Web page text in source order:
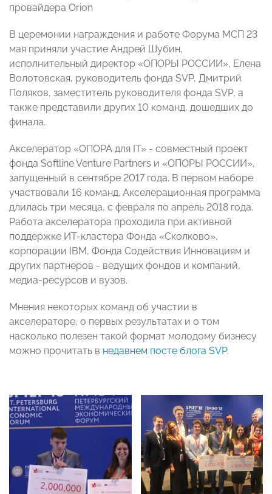
провайдера Orion
В церемонии награждения и работе Форума МСП 23
мая приняли участие Андрей Шубин,
исполнительный директор «ОПОРЫ РОССИИ», Елена
Волотовская, руководитель фонда SVP, Дмитрий
Поляков, заместитель руководителя фонда SVP, а
также представили других 10 команд, дошедших до
финала.
Акселератор «ОПОРА для IT» - совместный проект
фонда Softline Venture Partners и «ОПОРЫ РОССИИ»,
запущенный в сентябре 2017 года. В первом наборе
участвовали 16 команд. Акселерационная программа
длилась три месяца, с февраля по апрель 2018 года.
Работа акселератора проходила при активной
поддержке ИТ-кластера Фонда «Сколково»,
корпорации IBM, Фонда Содействия Инновациям и
других партнеров - ведущих фондов и компаний,
медиа-ресурсов и вузов.
Мнения некоторых команд об участии в
акселераторе, о первых результатах и о том
насколько полезен такой формат молодому бизнесу
можно прочитать в недавнем посте блога SVP.